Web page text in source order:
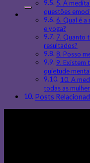
5. A
questões
6. Qual é
e yoga?
7. Quanto
resultados?
8. Posso
9. Existem
quietude
10. A
todas as
Posts